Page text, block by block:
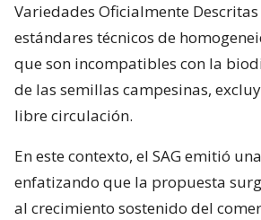
Variedades Oficialmente
estándares técnicos de
que son incompatibles con la
de las semillas campesinas,
libre circulación.
En este contexto, el SAG emitió una
enfatizando que la propuesta
al crecimiento sostenido del